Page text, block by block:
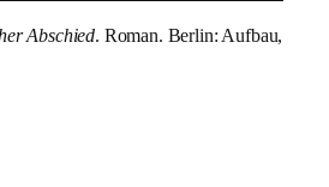
Abschied. Roman. Berlin: Aufbau,